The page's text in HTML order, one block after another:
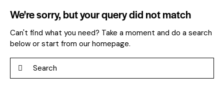
We're sorry, but your query did not match
Can't find what you need? Take a moment and do a search
below or start from our homepage.